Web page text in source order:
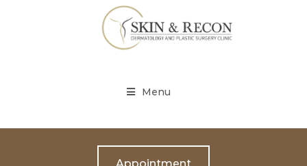
Menu